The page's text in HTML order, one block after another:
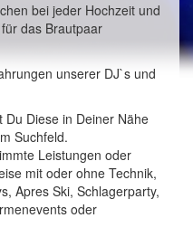
bei jeder Hochzeit und
das Brautpaar
unserer DJ`s und
Diese in Deiner Nähe
Suchfeld.
Leistungen oder
mit oder ohne Technik,
Apres Ski, Schlagerparty,
oder